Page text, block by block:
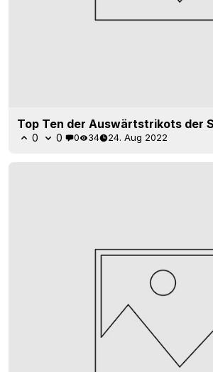
Top Ten der Auswärtstrikots der
0 0 0 34 24. Aug 2022